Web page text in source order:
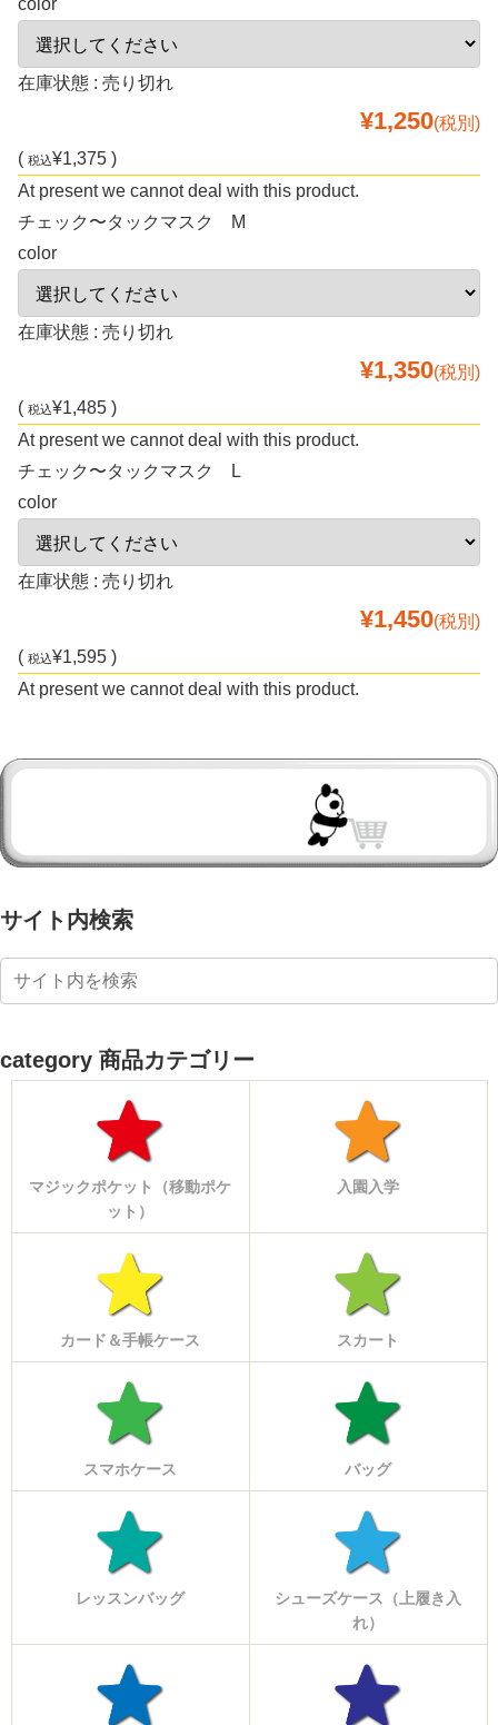
color
在庫状態 : 売り切れ
¥1,250(税別)
( 税込¥1,375 )
At present we cannot deal with this product.
チェック〜タックマスク M
color
在庫状態 : 売り切れ
¥1,350(税別)
( 税込¥1,485 )
At present we cannot deal with this product.
チェック〜タックマスク L
color
在庫状態 : 売り切れ
¥1,450(税別)
( 税込¥1,595 )
At present we cannot deal with this product.
サイト内検索
category 商品カテゴリー
マジックポケット（移動ポケ
ット）
入園入学
カード＆手帳ケース スカート
スマホケース バッグ
レッスンバッグ
シューズケース（上履き入
れ）